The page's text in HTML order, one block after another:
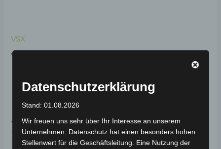
VSX
VSX
MATTSCHWARZ (2020)
49,00€ *
IN DEN WARENKORB
Datenschutzerklärung
Stand: 01.08.2026
Wir freuen uns sehr über Ihr Interesse an unserem
Unternehmen. Datenschutz hat einen besonders hohen
Stellenwert für die Geschäftsleitung. Eine Nutzung der